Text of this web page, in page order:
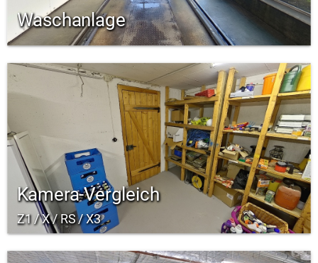
Waschanlage
Kamera-Vergleich
Z1 / X / RS / X3